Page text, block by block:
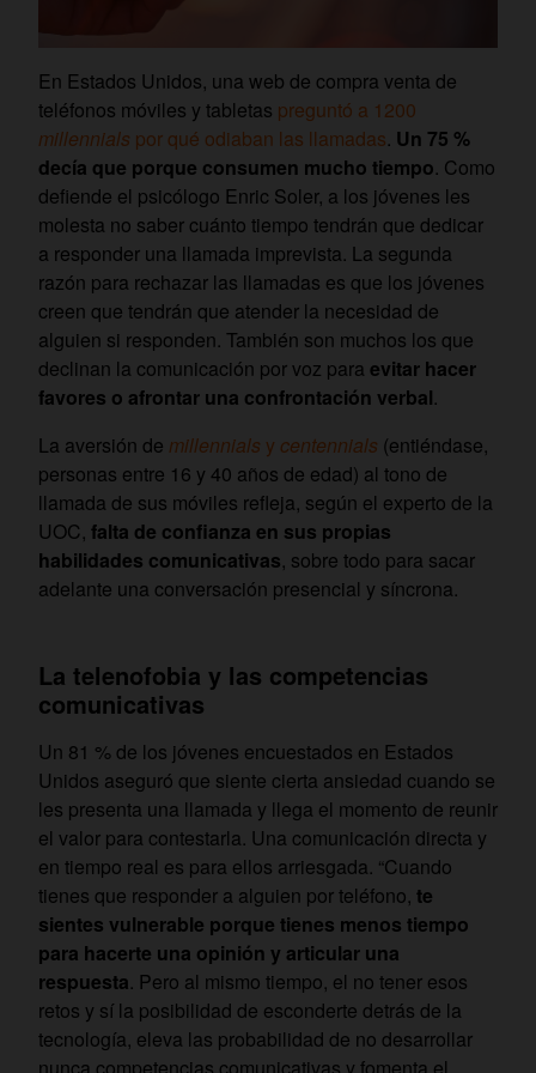
En Estados Unidos, una web de compra venta de
teléfonos móviles y tabletas preguntó a 1200
millennials por qué odiaban las llamadas. Un 75 %
decía que porque consumen mucho tiempo. Como
defiende el psicólogo Enric Soler, a los jóvenes les
molesta no saber cuánto tiempo tendrán que dedicar
a responder una llamada imprevista. La segunda
razón para rechazar las llamadas es que los jóvenes
creen que tendrán que atender la necesidad de
alguien si responden. También son muchos los que
declinan la comunicación por voz para evitar hacer
favores o afrontar una confrontación verbal.
La aversión de millennials y centennials (entiéndase,
personas entre 16 y 40 años de edad) al tono de
llamada de sus móviles refleja, según el experto de la
UOC, falta de confianza en sus propias
habilidades comunicativas, sobre todo para sacar
adelante una conversación presencial y síncrona.
La telenofobia y las competencias
comunicativas
Un 81 % de los jóvenes encuestados en Estados
Unidos aseguró que siente cierta ansiedad cuando se
les presenta una llamada y llega el momento de reunir
el valor para contestarla. Una comunicación directa y
en tiempo real es para ellos arriesgada. “Cuando
tienes que responder a alguien por teléfono, te
sientes vulnerable porque tienes menos tiempo
para hacerte una opinión y articular una
respuesta. Pero al mismo tiempo, el no tener esos
retos y sí la posibilidad de esconderte detrás de la
tecnología, eleva las probabilidad de no desarrollar
nunca competencias comunicativas y fomenta el